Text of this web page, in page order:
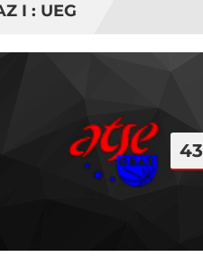
I : UEG
43